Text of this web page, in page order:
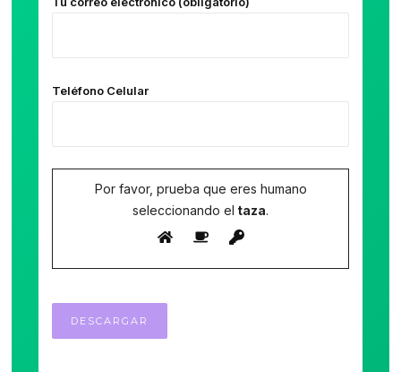
Teléfono Celular
Por favor, prueba que eres humano
seleccionando el taza.